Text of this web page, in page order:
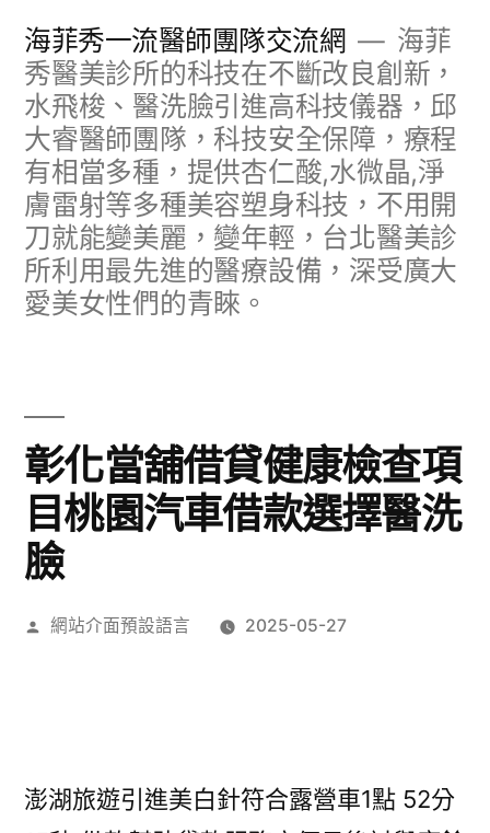
海菲秀一流醫師團隊交流網
海菲
秀醫美診所的科技在不斷改良創新，
水飛梭、醫洗臉引進高科技儀器，邱
大睿醫師團隊，科技安全保障，療程
有相當多種，提供杏仁酸,水微晶,淨
膚雷射等多種美容塑身科技，不用開
刀就能變美麗，變年輕，台北醫美診
所利用最先進的醫療設備，深受廣大
愛美女性們的青睞。
彰化當舖借貸健康檢查項
目桃園汽車借款選擇醫洗
臉
作
網站介面預設語言 2025-05-27
澎湖旅遊引進美白針符合露營車1點 52分